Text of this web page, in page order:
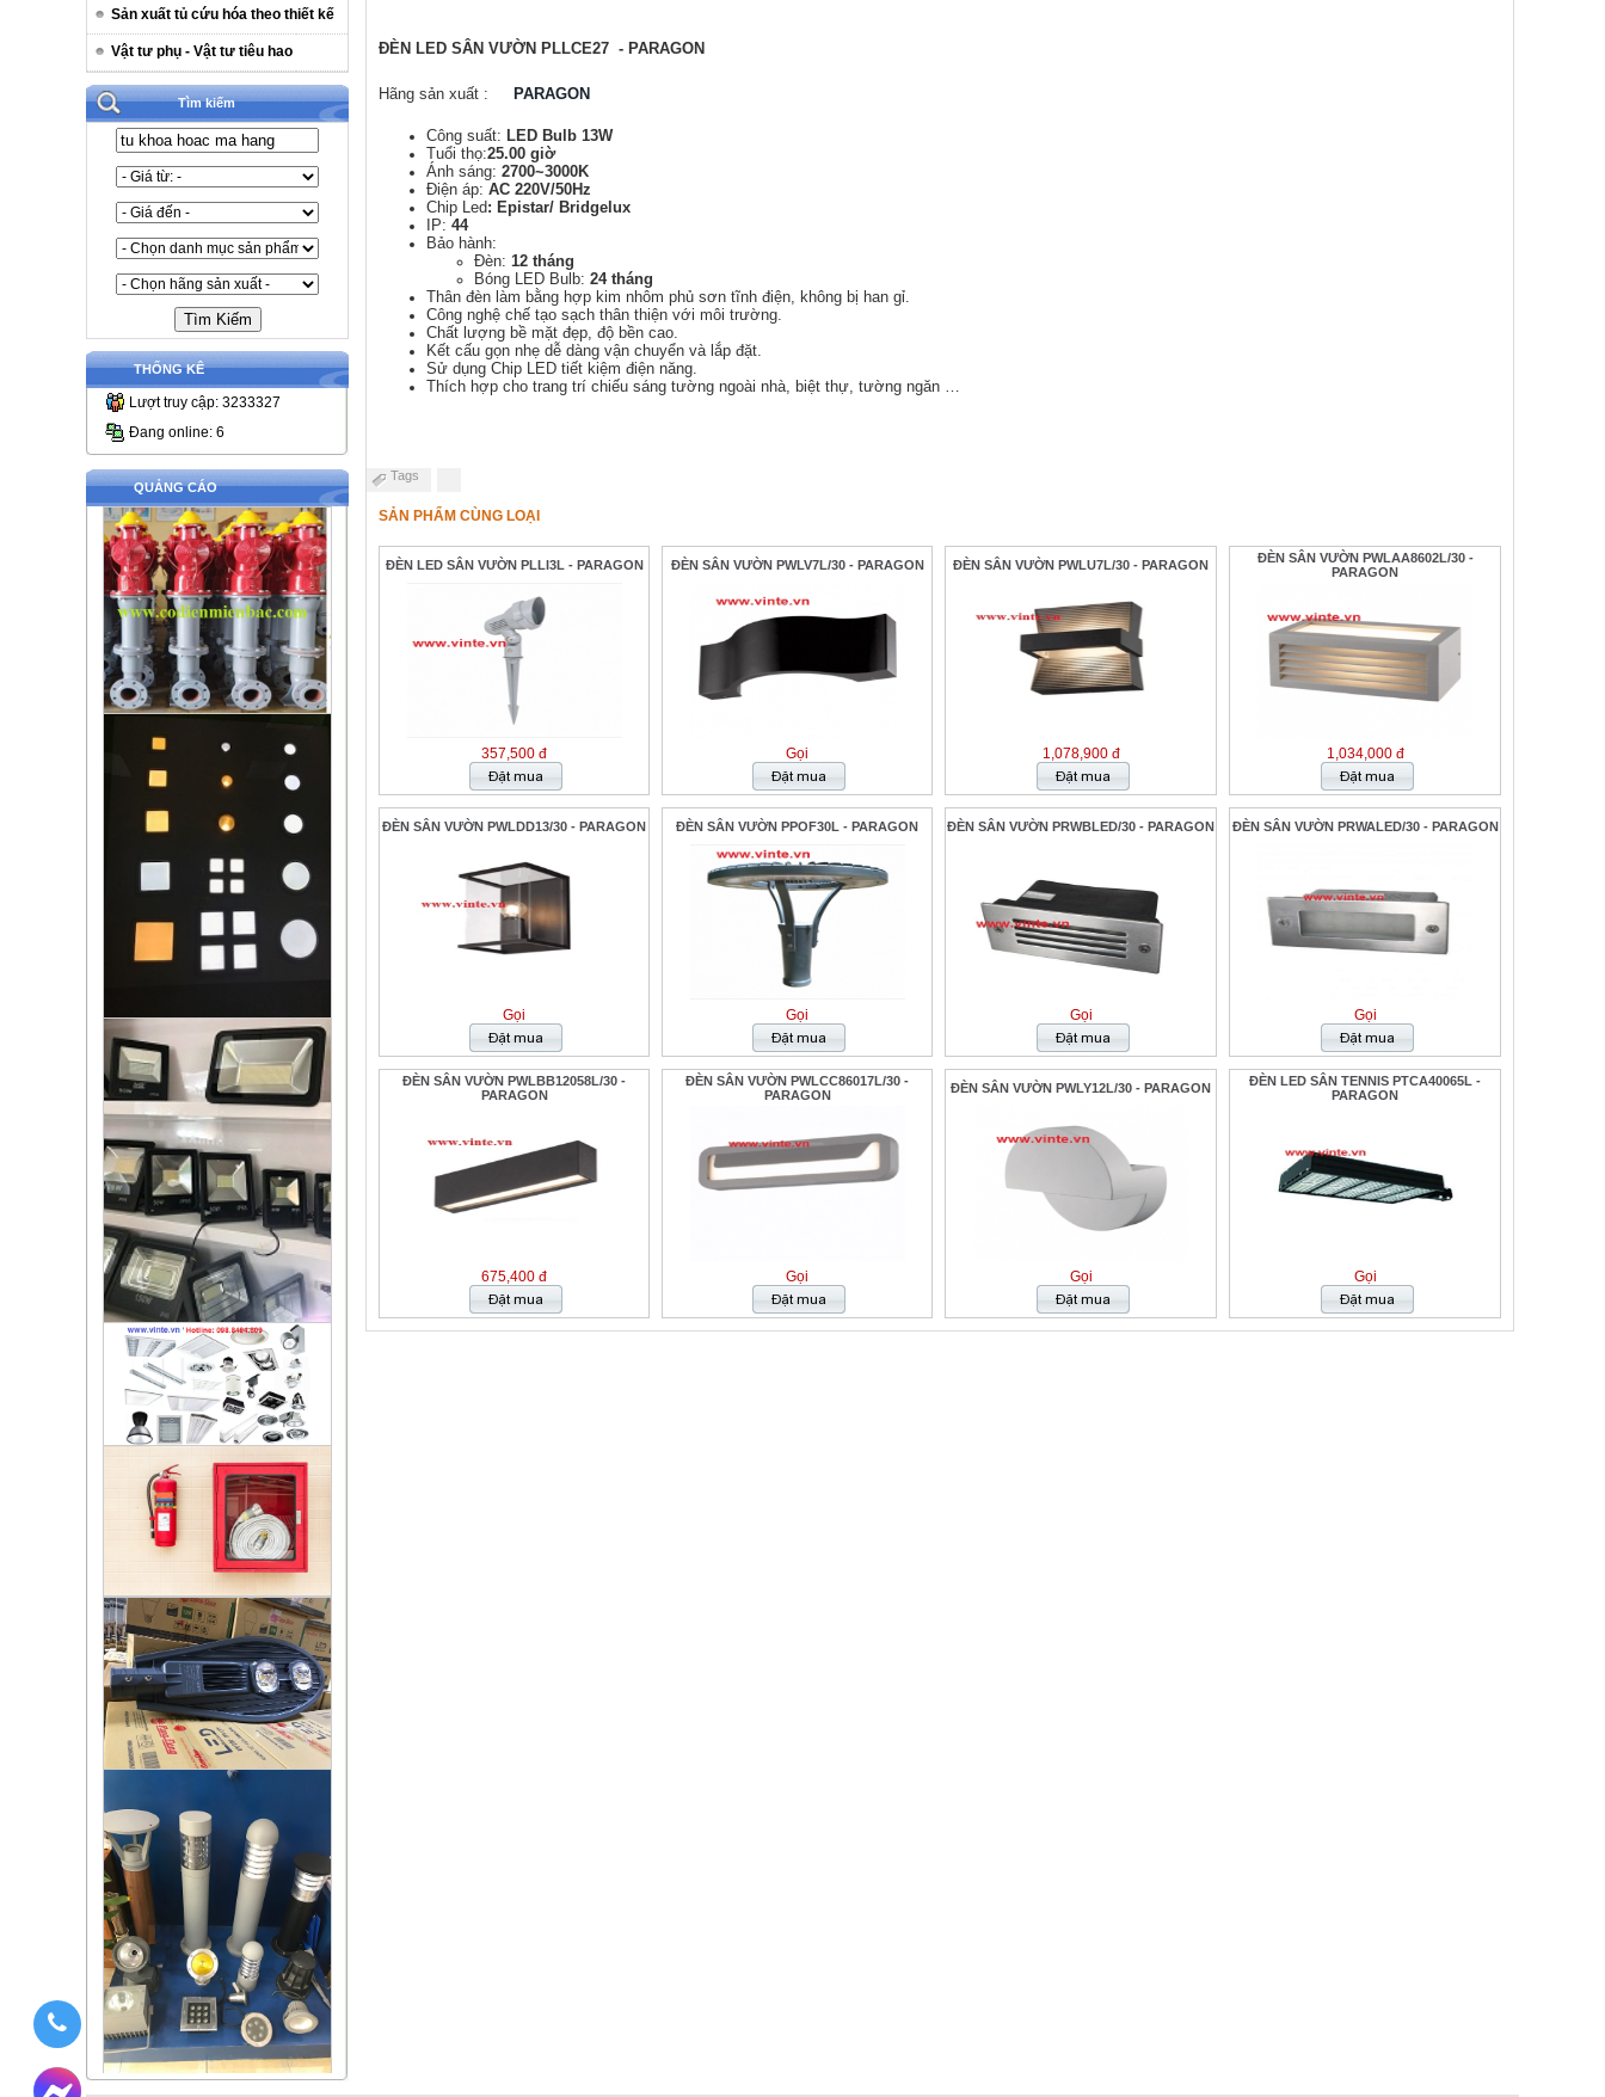
Sản xuất tủ cứu hóa theo thiết kế
Vật tư phụ - Vật tư tiêu hao
Tìm kiếm
THỐNG KÊ
Lượt truy cập: 3233327
Đang online: 6
QUẢNG CÁO
ĐÈN LED SÂN VƯỜN PLLCE27 - PARAGON
Hãng sản xuất : PARAGON
Công suất: LED Bulb 13W
Tuổi thọ:25.00 giờ
Ánh sáng: 2700~3000K
Điện áp: AC 220V/50Hz
Chip Led: Epistar/ Bridgelux
IP: 44
Bảo hành:
Đèn: 12 tháng
Bóng LED Bulb: 24 tháng
Thân đèn làm bằng hợp kim nhôm phủ sơn tĩnh điện, không bị han gỉ.
Công nghệ chế tạo sạch thân thiện với môi trường.
Chất lượng bề mặt đẹp, độ bền cao.
Kết cấu gọn nhẹ dễ dàng vận chuyển và lắp đặt.
Sử dụng Chip LED tiết kiệm điện năng.
Thích hợp cho trang trí chiếu sáng tường ngoài nhà, biệt thự, tường ngăn …
Tags
SẢN PHẨM CÙNG LOẠI
ĐÈN LED SÂN VƯỜN PLLI3L - PARAGON
357,500 đ
ĐÈN SÂN VƯỜN PWLV7L/30 - PARAGON
Gọi
ĐÈN SÂN VƯỜN PWLU7L/30 - PARAGON
1,078,900 đ
ĐÈN SÂN VƯỜN PWLAA8602L/30 -
PARAGON
1,034,000 đ
ĐÈN SÂN VƯỜN PWLDD13/30 - PARAGON
Gọi
ĐÈN SÂN VƯỜN PPOF30L - PARAGON
Gọi
ĐÈN SÂN VƯỜN PRWBLED/30 - PARAGON
Gọi
ĐÈN SÂN VƯỜN PRWALED/30 - PARAGON
Gọi
ĐÈN SÂN VƯỜN PWLBB12058L/30 -
PARAGON
675,400 đ
ĐÈN SÂN VƯỜN PWLCC86017L/30 -
PARAGON
Gọi
ĐÈN SÂN VƯỜN PWLY12L/30 - PARAGON
Gọi
ĐÈN LED SÂN TENNIS PTCA40065L -
PARAGON
Gọi